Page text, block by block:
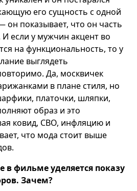
его сущность с одной
он показывает, что он часть
если у мужчин акцент во
на функциональность, то у
выглядеть
Да, москвичек
в плане стиля, но
платочки, шляпки,
образ и это
ковид, СВО, инфляцию и
что мода стоит выше
фильме уделяется показу
Зачем?